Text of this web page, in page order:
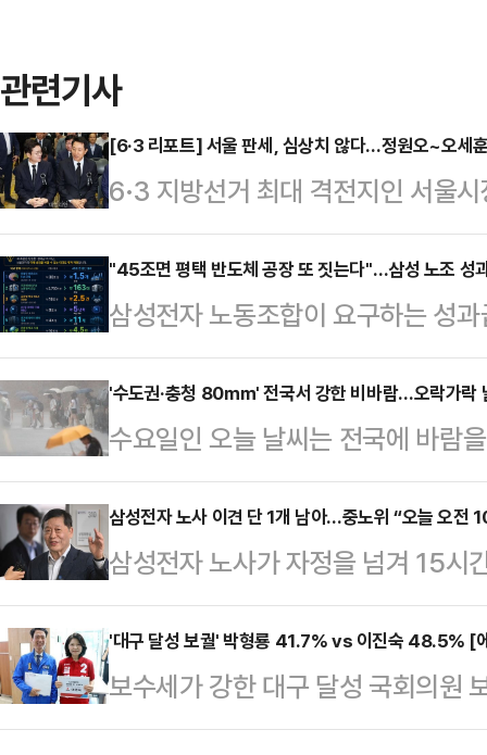
관련기사
[6·3 리포트] 서울 판세, 심상치 않다…정원오~오세
6·3 지방선거 최대 격전지인 서울
나온다. '대세론'을 등에 업은 정원
당초 관측이 흔들리고 있기 때문이
과거 논란이 잡으면서, 오세훈 국민
는 것이다. 다만 전문가들은 가능성
다.20일 중앙선거관리위원회에 따
앞으로 다가왔다. 특히 오는 21일
지방선거 승리를 위…
"45조면 평택 반도체 공장 또 짓는다"…삼성 노조 성
삼성전자 노동조합이 요구하는 성
투자 관점에서 환산한 비교 자료가
순한 비용이 아니라, 글로벌 기술
금 규모라는 점을 시각적으로 보여
니티 등에 따르면 해당 자료는 45
로벌 인수합병(M&A), 인공지능
양한 미래 사업 영역에 대입해 환
'수도권·충청 80㎜' 전국서 강한 비바람…오락가락
수요일인 오늘 날씨는 전국에 바람
날 "오늘부터 내일 사이 전국에 비
지를 중심으로 강하고 많은 비가
예상 강수량은 서울·인천·경기·
·경기 서해안·서해5도 100㎜ 이
곳 강원 산지 150㎜ 이상), 대전·
북부 서해안 100㎜ 이상), 광주·
안…
삼성전자 노사 이견 단 1개 남아…중노위 “오늘 오전
삼성전자 노사가 자정을 넘겨 15시
이르지 못했다. 이들은 20일 오전
20일 “19일 오전 10시부터 진행
분 정회했다”며 “20일 오전 10시
혔다.박수근 중노위 위원장은 정회
'대구 달성 보궐' 박형룡 41.7% vs 이진숙 48.5% [
보수세가 강한 대구 달성 국회의원
가 이진숙 국민의힘 후보와 오차범